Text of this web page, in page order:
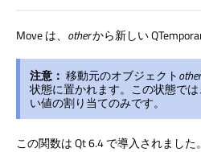
Move は、 otherから新しい
注意： 移動元のオブジェクトother
状態に置かれます。この状態で
い値の割り当てのみです。
この関数は Qt 6.4 で導入されました。